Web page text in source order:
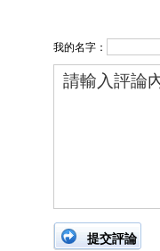
我的名字：